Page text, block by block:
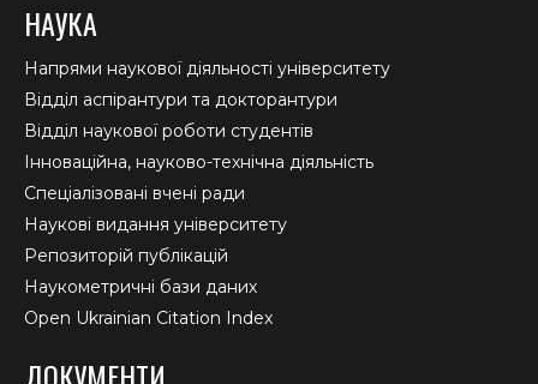
НАУКА
Напрями наукової діяльності університету
Відділ аспірантури та докторантури
Відділ наукової роботи студентів
Інноваційна, науково-технічна діяльність
Спеціалізовані вчені ради
Наукові видання університету
Репозиторій публікацій
Наукометричні бази даних
Open Ukrainian Citation Index